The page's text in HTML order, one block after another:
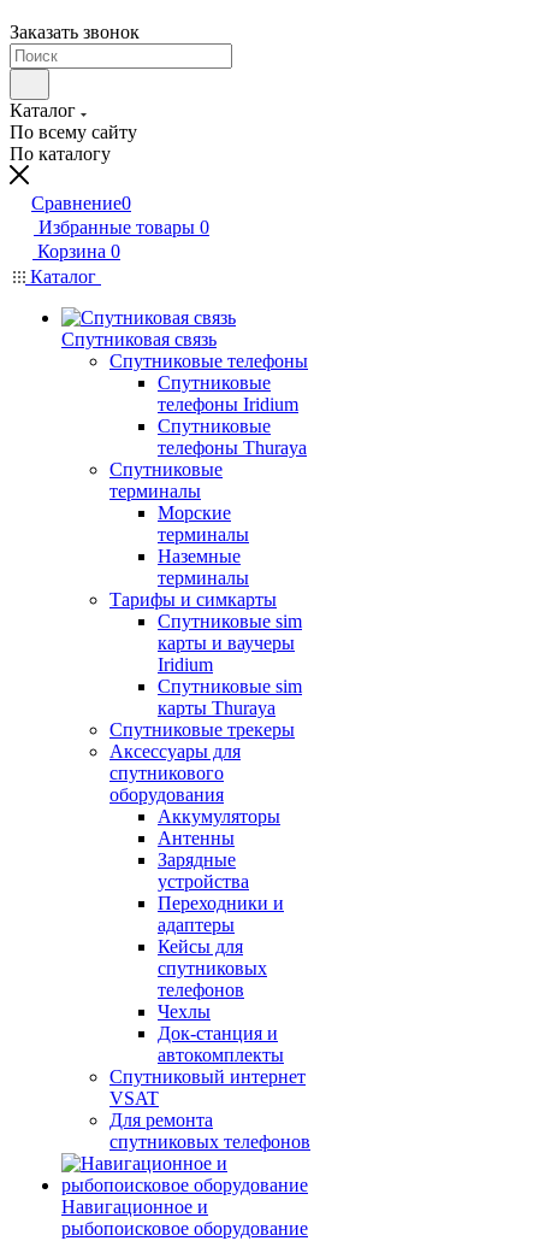
Заказать звонок
Каталог
По всему сайту
По каталогу
Сравнение0
Избранные товары 0
Корзина 0
Каталог
Спутниковая связь
Спутниковые телефоны
Спутниковые
телефоны Iridium
Спутниковые
телефоны Thuraya
Спутниковые
терминалы
Морские
терминалы
Наземные
терминалы
Тарифы и симкарты
Спутниковые sim
карты и ваучеры
Iridium
Спутниковые sim
карты Thuraya
Спутниковые трекеры
Аксессуары для
спутникового
оборудования
Аккумуляторы
Антенны
Зарядные
устройства
Переходники и
адаптеры
Кейсы для
спутниковых
телефонов
Чехлы
Док-станция и
автокомплекты
Спутниковый интернет
VSAT
Для ремонта
спутниковых телефонов
Навигационное и
рыбопоисковое оборудование